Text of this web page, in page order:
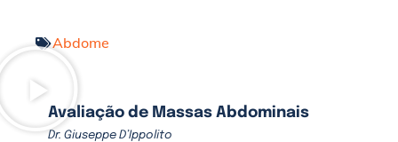
Abdome
Avaliação de Massas Abdominais
Dr. Giuseppe D’Ippolito